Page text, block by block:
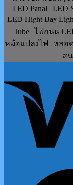
LED Panal | LED
LED Hight Bay
Tube | ไฟถนน
หม้อแปลงไฟ | หลอ
สน